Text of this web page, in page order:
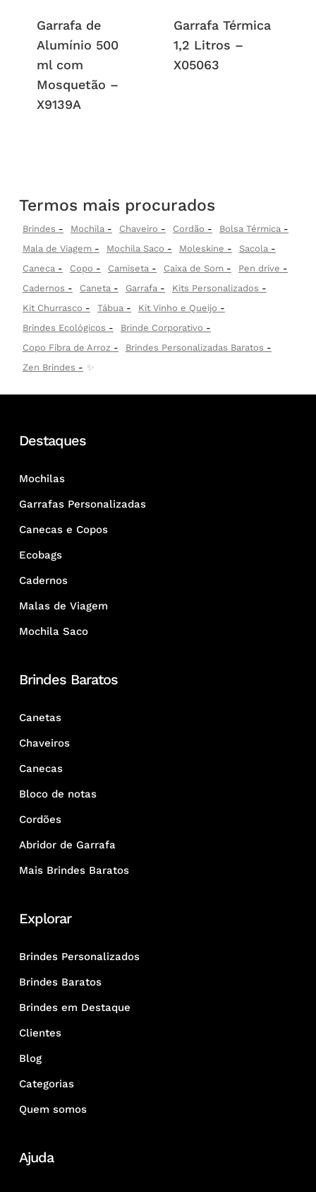
Garrafa de
Alumínio 500
ml com
Mosquetão –
X9139A
Garrafa Térmica
1,2 Litros –
X05063
Termos mais procurados
Brindes Mochila Chaveiro Cordão
Bolsa Térmica
Mala de Viagem
Mochila Saco Moleskine
Sacola
Caneca
Copo Camiseta Caixa de Som
Pen drive
Cadernos
Caneta Garrafa
Kits Personalizados
Kit Churrasco
Tábua
Kit Vinho e Queijo
Brindes Ecológicos
Brinde Corporativo
Copo Fibra de Arroz
Brindes Personalizadas Baratos
Zen Brindes
✨
Destaques
Mochilas
Garrafas Personalizadas
Canecas e Copos
Ecobags
Cadernos
Malas de Viagem
Mochila Saco
Brindes Baratos
Canetas
Chaveiros
Canecas
Bloco de notas
Cordões
Abridor de Garrafa
Mais Brindes Baratos
Explorar
Brindes Personalizados
Brindes Baratos
Brindes em Destaque
Clientes
Blog
Categorias
Quem somos
Ajuda